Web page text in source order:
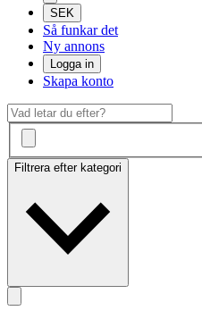
SEK
Så funkar det
Ny annons
Logga in
Skapa konto
Filtrera efter kategori